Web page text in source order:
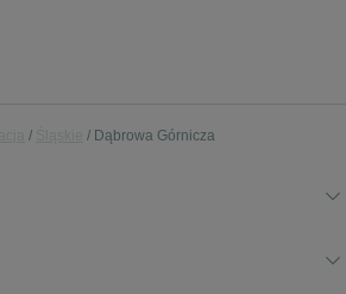
Dąbrowa Górnicza